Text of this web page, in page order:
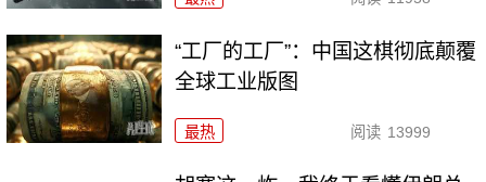
“工厂的工厂”：中国这棋彻底颠覆
全球工业版图
最热 阅读 13999